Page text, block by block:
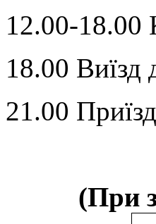
12.00-18.00
18.00 Виїзд
21.00
(При